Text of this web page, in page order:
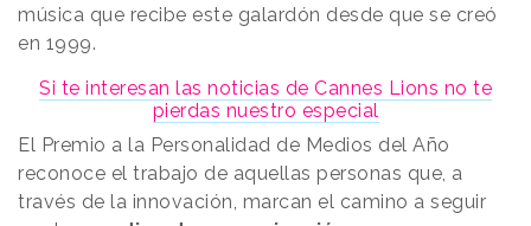
música que recibe este galardón desde que se creó
en 1999.
Si te interesan las noticias de Cannes Lions no te
pierdas nuestro especial
El Premio a la Personalidad de Medios del Año
reconoce el trabajo de aquellas personas que, a
través de la innovación, marcan el camino a seguir